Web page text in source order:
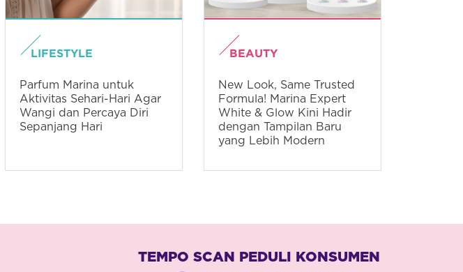
LIFESTYLE
Parfum Marina untuk
Aktivitas Sehari-Hari Agar
Wangi dan Percaya Diri
Sepanjang Hari
BEAUTY
New Look, Same Trusted
Formula! Marina Expert
White & Glow Kini Hadir
dengan Tampilan Baru
yang Lebih Modern
TEMPO SCAN PEDULI KONSUMEN